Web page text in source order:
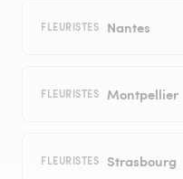
FLEURISTES Nantes
FLEURISTES Montpellier
FLEURISTES Strasbourg